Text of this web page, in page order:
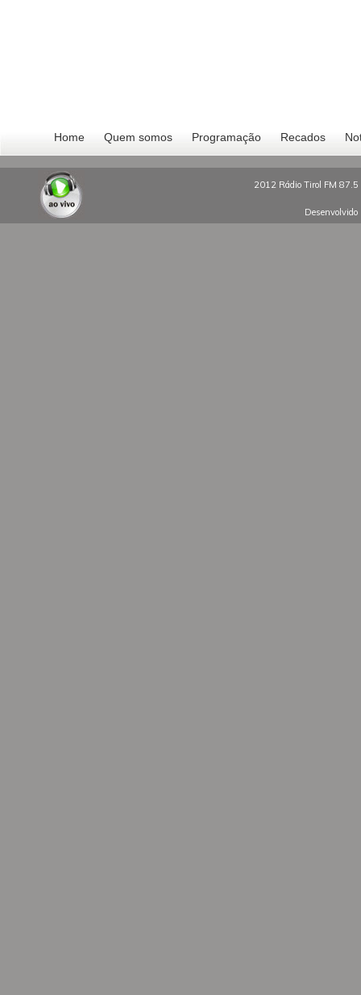
Home Quem somos Programação Recados
2012 Rádio Tirol FM 87.5